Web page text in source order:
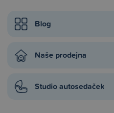
Blog
Naše prodejna
Studio autosedaček